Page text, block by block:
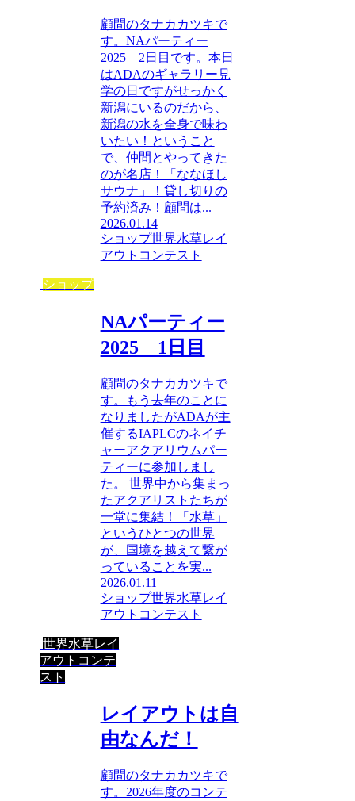
顧問のタナカカツキで
す。NAパーティー
2025 2日目です。本日
はADAのギャラリー見
学の日ですがせっかく
新潟にいるのだから、
新潟の水を全身で味わ
いたい！ということ
で、仲間とやってきた
のが名店！「ななほし
サウナ」！貸し切りの
予約済み！顧問は...
2026.01.14
ショップ世界水草レイ
アウトコンテスト
ショップ
NAパーティー
2025 1日目
顧問のタナカカツキで
す。もう去年のことに
なりましたがADAが主
催するIAPLCのネイチ
ャーアクアリウムパー
ティーに参加しまし
た。 世界中から集まっ
たアクアリストたちが
一堂に集結！「水草」
というひとつの世界
が、国境を越えて繋が
っていることを実...
2026.01.11
ショップ世界水草レイ
アウトコンテスト
世界水草レイ
アウトコンテ
スト
レイアウトは自
由なんだ！
顧問のタナカカツキで
す。2026年度のコンテ